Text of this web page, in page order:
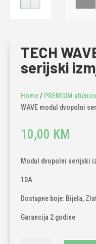
TECH
serijski
Home/ PREMIUM
WAVE modul dvopolni
10,00 KM
Modul dvopolni serijski
10A
Dostupne boje: Bijela,
Garancija 2 godine